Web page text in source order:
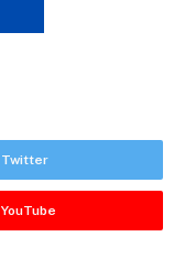
Twitter
YouTube